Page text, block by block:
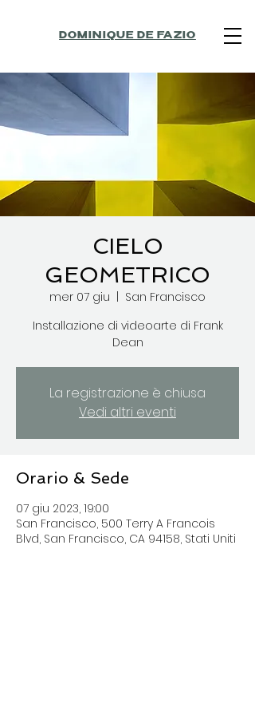
DOMINIQUE DE FAZIO
CIELO
GEOMETRICO
mer 07 giu
San Francisco
Installazione di videoarte di Frank
Dean
La registrazione è chiusa
Vedi altri eventi
Orario & Sede
07 giu 2023, 19:00
San Francisco, 500 Terry A Francois
Blvd, San Francisco, CA 94158, Stati Uniti